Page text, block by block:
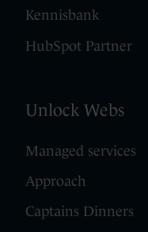
Kennisbank
HubSpot Partner
Unlock Webs
Managed services
Approach
Captains Dinners